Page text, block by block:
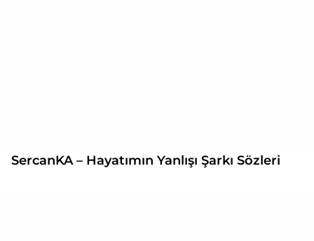
SercanKA – Hayatımın Yanlışı Şarkı Sözleri